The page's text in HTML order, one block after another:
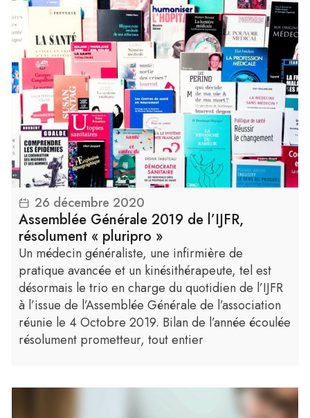
Lire la suite
26 décembre 2020
Assemblée Générale 2019 de l’IJFR,
résolument « pluripro »
Un médecin généraliste, une infirmière de
pratique avancée et un kinésithérapeute, tel est
désormais le trio en charge du quotidien de l’IJFR
à l’issue de l’Assemblée Générale de l’association
réunie le 4 Octobre 2019. Bilan de l’année écoulée
résolument prometteur, tout entier